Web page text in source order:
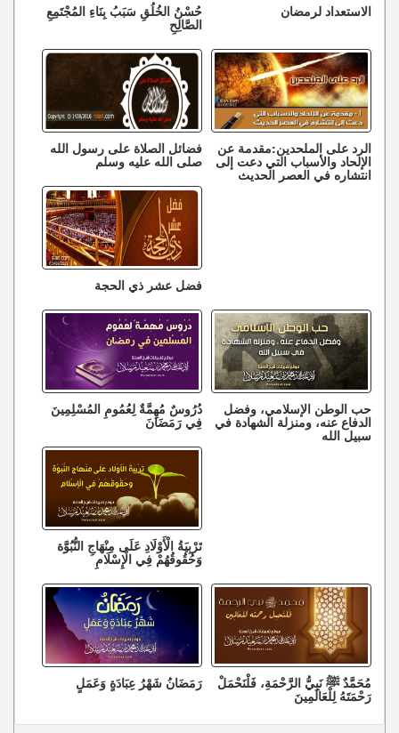
الاستعداد لرمضان حُسْنُ الخُلُقِ سَبَبُ بِنَاءِ المُجْتَمِعِ
الصَّالِحِ
الرد على الملحدين:مقدمة عن
الإلحاد والأسباب التي دعت إلى
انتشاره في العصر الحديث
فضائل الصلاة على رسول الله
صلى الله عليه وسلم
فضل عشر ذي الحجة
حب الوطن الإسلامي، وفضل
الدفاع عنه، ومنزلة الشهادة في
سبيل الله
دُرُوسٌ مُهِمَّةٌ لِعُمُومِ المُسْلِمِينَ
فِي رَمَضَانَ
تَرْبِيَةُ الْأَوْلَادِ عَلَى مِنْهَاجِ النُّبُوَّة
وَحُقُوقُهُمْ فِي الْإِسْلَامِ
مُحَمَّدٌ ﷺ نَبِيُّ الرَّحْمَةِ، فَلْنَحْمَلْ
رَحْمَتَهُ لِلْعَالَمِينَ
رَمَضَانُ شَهْرُ عِبَادَةٍ وَعَمَلٍ